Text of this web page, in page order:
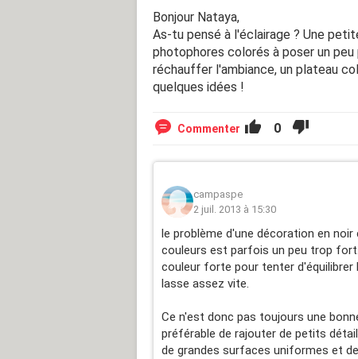
Bonjour Nataya,
As-tu pensé à l'éclairage ? Une
photophores colorés à poser un
réchauffer l'ambiance, un plateau
quelques idées !
Commenter 0
campaspe
2 juil. 2013 à 15:30
le problème d'une décoration en
couleurs est parfois un peu trop
couleur forte pour tenter d'équilibrer
lasse assez vite.
Ce n'est donc pas toujours une
préférable de rajouter de petits
de grandes surfaces uniformes et